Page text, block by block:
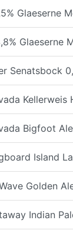
Glaeserne
Glaeserne
Senatsbock
Kellerweis
Bigfoot
Island
Golden
Indian